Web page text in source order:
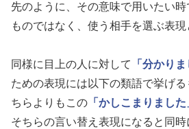
先のように、その意味で用いたい
ものではなく、使う相手を選ぶ表現
同様に目上の人に対して 「分かりま
ための表現には以下の類語で挙げ
ちらよりもこの 「かしこまりました
そちらの言い替え表現になると同